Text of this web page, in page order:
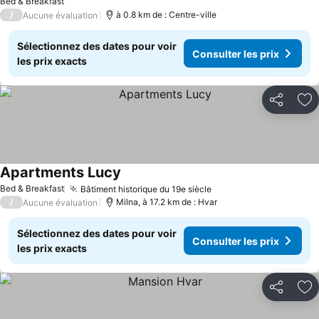
/ Aucune évaluation à 0.8 km de : Centre-ville
Sélectionnez des dates pour voir
les prix exacts
Consulter les prix
Partager
Bed & Breakfast Bâtiment historique du 19e siècleConsulter les prix
Apartments Lucy
/ Aucune évaluation Milna, à 17.2 km de : Hvar
Sélectionnez des dates pour voir
les prix exacts
Consulter les prix
Partager